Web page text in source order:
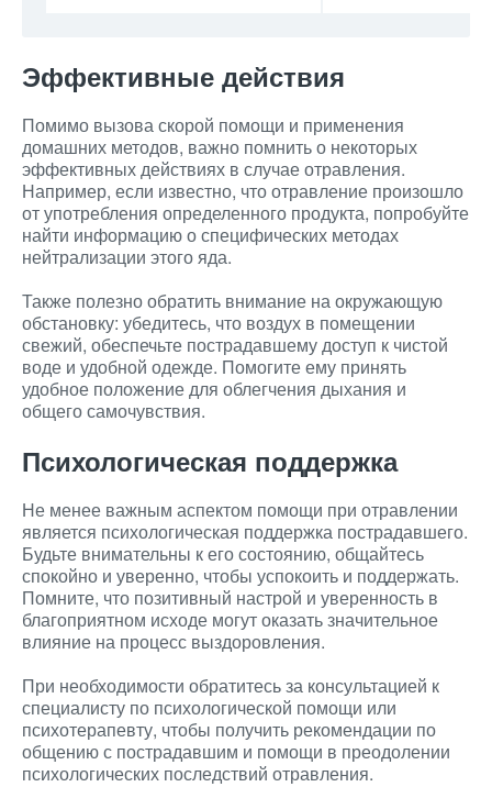
Эффективные действия
Помимо вызова скорой помощи и применения
домашних методов, важно помнить о некоторых
эффективных действиях в случае отравления.
Например, если известно, что отравление произошло
от употребления определенного продукта, попробуйте
найти информацию о специфических методах
нейтрализации этого яда.
Также полезно обратить внимание на окружающую
обстановку: убедитесь, что воздух в помещении
свежий, обеспечьте пострадавшему доступ к чистой
воде и удобной одежде. Помогите ему принять
удобное положение для облегчения дыхания и
общего самочувствия.
Психологическая поддержка
Не менее важным аспектом помощи при отравлении
является психологическая поддержка пострадавшего.
Будьте внимательны к его состоянию, общайтесь
спокойно и уверенно, чтобы успокоить и поддержать.
Помните, что позитивный настрой и уверенность в
благоприятном исходе могут оказать значительное
влияние на процесс выздоровления.
При необходимости обратитесь за консультацией к
специалисту по психологической помощи или
психотерапевту, чтобы получить рекомендации по
общению с пострадавшим и помощи в преодолении
психологических последствий отравления.